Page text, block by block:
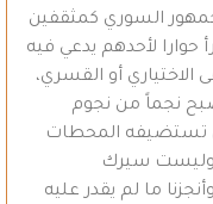
السوري كمثقفين
حوارا لأحدهم يدعي فيه
أو القسري،
نجماً من نجوم
تستضيفه المحطات
وليست سيرك
ما لم يقدر عليه